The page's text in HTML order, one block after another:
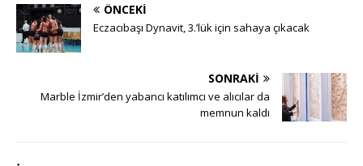
ÖNCEKI
Eczacıbaşı Dynavit, 3.’lük için sahaya çıkacak
SONRAKI
Marble İzmir’den yabancı katılımcı ve alıcılar da
memnun kaldı